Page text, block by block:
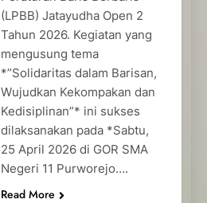
(LPBB) Jatayudha Open 2
Tahun 2026. Kegiatan yang
mengusung tema
*”Solidaritas dalam Barisan,
Wujudkan Kekompakan dan
Kedisiplinan”* ini sukses
dilaksanakan pada *Sabtu,
25 April 2026 di GOR SMA
Negeri 11 Purworejo….
Read More